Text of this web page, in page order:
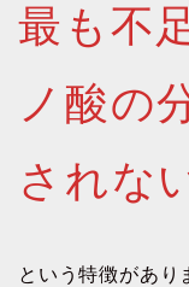
最も不
ノ酸の
されな
という特徴があり